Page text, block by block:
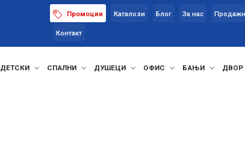
Промоции Каталози Блог За нас
Контакт
ДЕТСКИ СПАЛНИ ДУШЕЦИ ОФИС БАЊИ ДВОР